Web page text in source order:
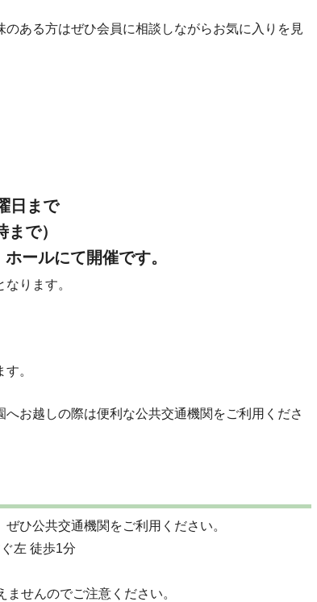
ある方はぜひ会員に相談しながらお気に入りを見
日まで
で）
ールにて開催です。
ります。
。
お越しの際は便利な公共交通機関をご利用くださ
ひ公共交通機関をご利用ください。
左 徒歩1分
せんのでご注意ください。